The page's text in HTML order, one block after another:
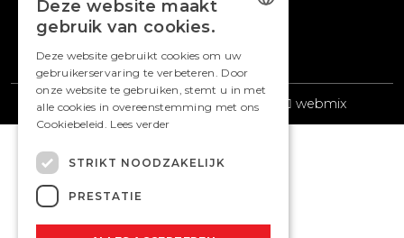
© 2026 DCFL |Maatwerk website webmix
ENGLISH
Deze website maakt
gebruik van cookies.
Deze website gebruikt cookies om uw
gebruikerservaring te verbeteren. Door
onze website te gebruiken, stemt u in met
alle cookies in overeenstemming met ons
Cookiebeleid. Lees verder
STRIKT NOODZAKELIJK
PRESTATIE